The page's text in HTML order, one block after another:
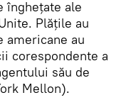
înghețate ale
Plățile au
americane au
corespondente a
său de
Mellon).